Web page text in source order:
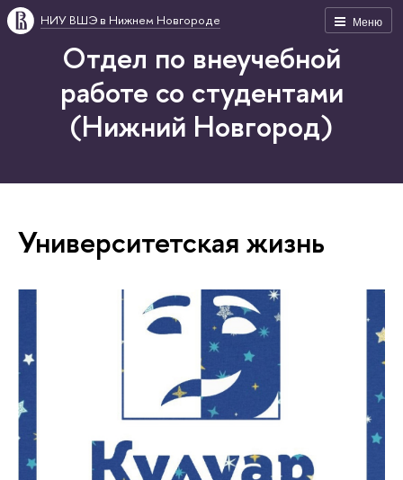
Меню
НИУ ВШЭ в Нижнем Новгороде
Отдел по внеучебной
работе со студентами
(Нижний Новгород)
Университетская жизнь